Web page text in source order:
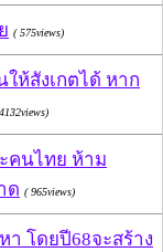
( 575views)
ห้สังเกตได้ หาก
คนไทย ห้าม
ด ( 965views)
โดยปี68จะสร้าง